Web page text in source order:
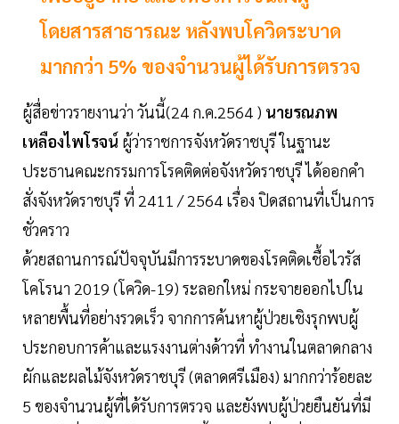
โดยสารสาธารณะ หลังพบโควิดระบาด
มากกว่า 5% ของจํานวนผู้ได้รับการตรวจ
ผู้สื่อข่าวรายงานว่า วันนี้(24 ก.ค.2564 ) นายรณภพ
เหลืองไพโรจน์ ผู้ว่าราชการจังหวัดราชบุรี ในฐานะ
ประธานคณะกรรมการโรคติดต่อจังหวัดราชบุรี ได้ออกคํา
สั่งจังหวัดราชบุรี ที่ 2411 / 2564 เรื่อง ปิดสถานที่เป็นการ
ชั่วคราว
ด้วยสถานการณ์ปัจจุบันมีการระบาดของโรคติดเชื้อไวรัส
โคโรนา 2019 (โควิด-19) ระลอกใหม่ กระจายออกไปใน
หลายพื้นที่อย่างรวดเร็ว จากการค้นหาผู้ป่วยเชิงรุกพบผู้
ประกอบการค้าและแรงงานต่างด้าวที่ ทํางานในตลาดกลาง
ผักและผลไม้จังหวัดราชบุรี (ตลาดศรีเมือง) มากกว่าร้อยละ
5 ของจํานวนผู้ที่ได้รับการตรวจ และยังพบผู้ป่วยยืนยันที่มี